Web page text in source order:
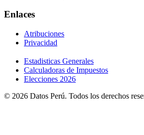
Enlaces
Atribuciones
Privacidad
Estadisticas Generales
Calculadoras de Impuestos
Elecciones 2026
© 2026 Datos Perú. Todos los derechos